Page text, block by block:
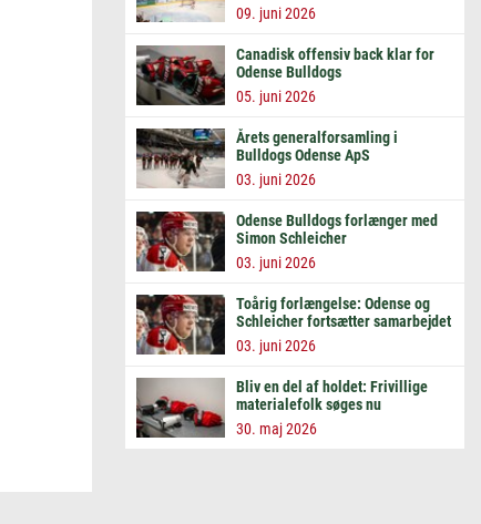
09. juni 2026
Canadisk offensiv back klar for
Odense Bulldogs
05. juni 2026
Årets generalforsamling i
Bulldogs Odense ApS
03. juni 2026
Odense Bulldogs forlænger med
Simon Schleicher
03. juni 2026
Toårig forlængelse: Odense og
Schleicher fortsætter samarbejdet
03. juni 2026
Bliv en del af holdet: Frivillige
materialefolk søges nu
30. maj 2026